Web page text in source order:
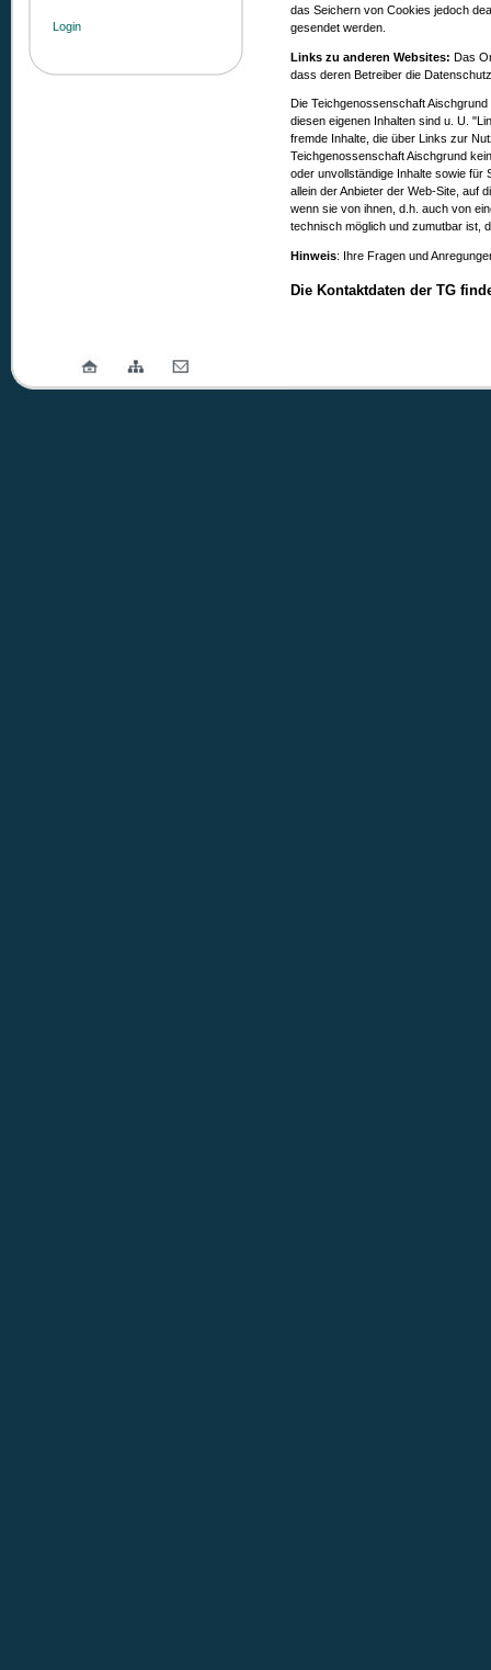
Login
das Seichern von Cookies jedoch
gesendet werden.
Links zu anderen Websites: Das
dass deren Betreiber die
Die Teichgenossenschaft
diesen eigenen Inhalten sind u. U.
fremde Inhalte, die über Links zur
Teichgenossenschaft Aischgrund
oder unvollständige Inhalte sowie für
allein der Anbieter der Web-Site, auf
wenn sie von ihnen, d.h. auch von
technisch möglich und zumutbar ist,
Hinweis: Ihre Fragen und
Die Kontaktdaten der TG